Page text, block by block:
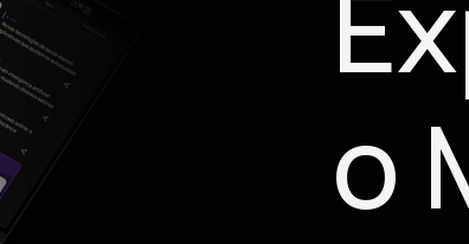
o